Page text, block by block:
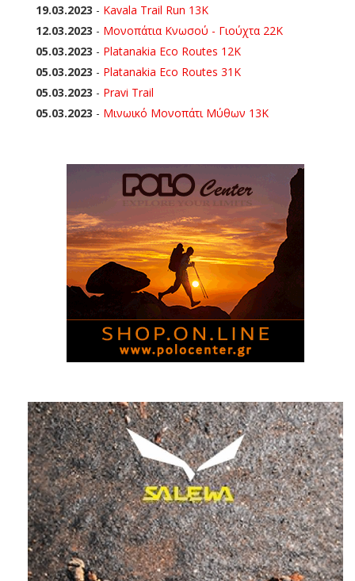
19.03.2023 - Kavala Trail Run 13K
12.03.2023 - Μονοπάτια Κνωσού - Γιούχτα 22Κ
05.03.2023 - Platanakia Eco Routes 12K
05.03.2023 - Platanakia Eco Routes 31K
05.03.2023 - Pravi Trail
05.03.2023 - Μινωικό Μονοπάτι Μύθων 13Κ